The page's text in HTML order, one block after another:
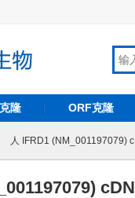
隆 ORF克隆
人 IFRD1 (NM_001197079)